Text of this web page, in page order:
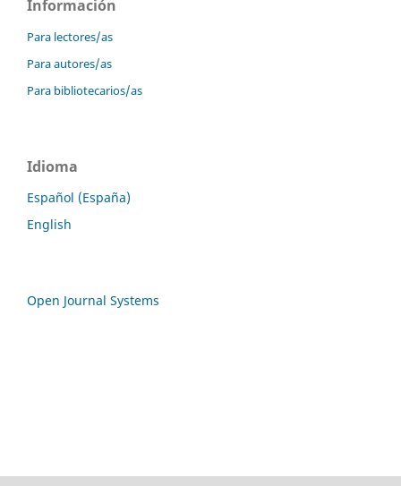
Información
Para lectores/as
Para autores/as
Para bibliotecarios/as
Idioma
Español (España)
English
Open Journal Systems